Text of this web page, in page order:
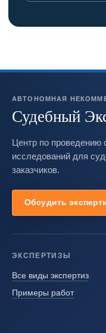
АВТОНОМНАЯ
Судебный
Центр по проведению
исследований для
заказчиков.
Обсудить
ЭКСПЕРТИЗЫ
Все виды экспертиз
Примеры работ